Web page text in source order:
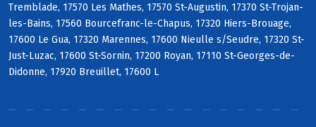
Tremblade, 17570 Les Mathes, 17570 St-Augustin, 17370 St-Trojan-
les-Bains, 17560 Bourcefranc-le-Chapus, 17320 Hiers-Brouage,
17600 Le Gua, 17320 Marennes, 17600 Nieulle s/Seudre, 17320 St-
Just-Luzac, 17600 St-Sornin, 17200 Royan, 17110 St-Georges-de-
Didonne, 17920 Breuillet, 17600 L